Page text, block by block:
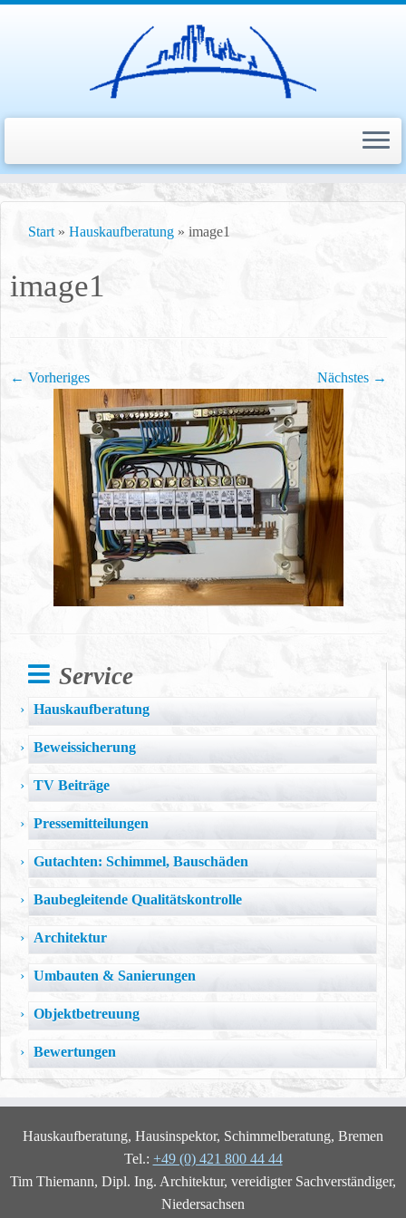
Zum
springen
Start » Hauskaufberatung » image1
image1
← Vorheriges Nächstes →
Service
Hauskaufberatung
Beweissicherung
TV Beiträge
Pressemitteilungen
Gutachten: Schimmel, Bauschäden
Baubegleitende Qualitätskontrolle
Architektur
Umbauten & Sanierungen
Objektbetreuung
Bewertungen
Hauskaufberatung, Hausinspektor, Schimmelberatung, Bremen
Tel.: +49 (0) 421 800 44 44
Tim Thiemann, Dipl. Ing. Architektur, vereidigter Sachverständiger,
Niedersachsen